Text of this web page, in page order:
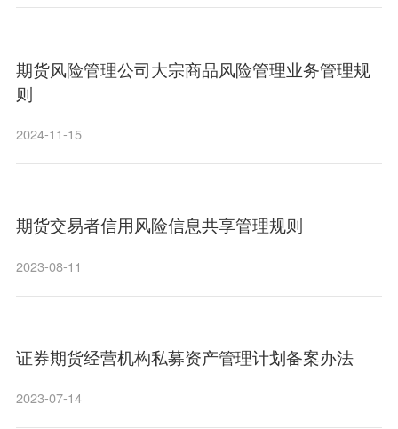
期货风险管理公司大宗商品风险管理业务管理规
则
2024-11-15
期货交易者信用风险信息共享管理规则
2023-08-11
证券期货经营机构私募资产管理计划备案办法
2023-07-14